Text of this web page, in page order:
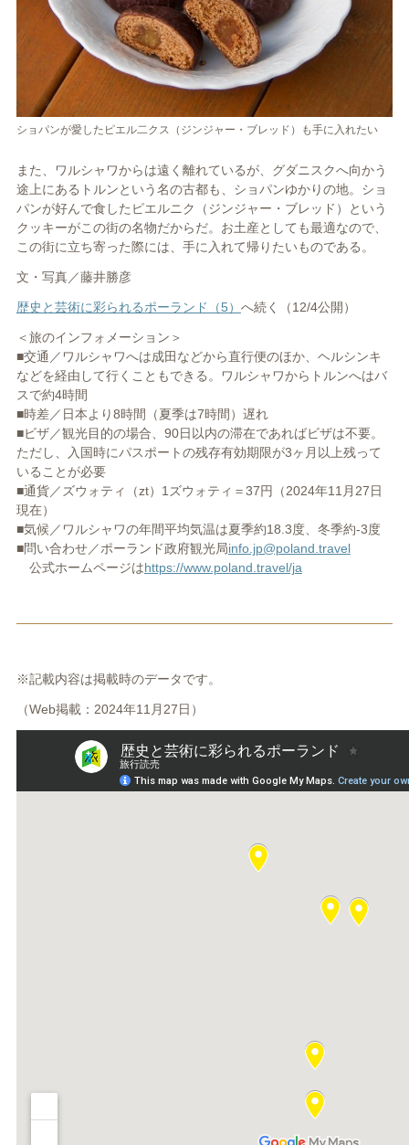
ショパンが愛したピエル二クス（ジンジャー・ブレッド）も手に入れたい
また、ワルシャワからは遠く離れているが、グダニスクへ向かう
途上にあるトルンという名の古都も、ショパンゆかりの地。ショ
パンが好んで食したピエルニク（ジンジャー・ブレッド）という
クッキーがこの街の名物だからだ。お土産としても最適なので、
この街に立ち寄った際には、手に入れて帰りたいものである。
文・写真／藤井勝彦
歴史と芸術に彩られるポーランド（5） へ続く（12/4公開）
＜旅のインフォメーション＞
■交通／ワルシャワへは成田などから直行便のほか、ヘルシンキ
などを経由して行くこともできる。ワルシャワからトルンへはバ
スで約4時間
■時差／日本より8時間（夏季は7時間）遅れ
■ビザ／観光目的の場合、90日以内の滞在であればビザは不要。
ただし、入国時にパスポートの残存有効期限が3ヶ月以上残って
いることが必要
■通貨／ズウォティ（zt）1ズウォティ＝37円（2024年11月27日
現在）
■気候／ワルシャワの年間平均気温は夏季約18.3度、冬季約-3度
■問い合わせ／ポーランド政府観光局info.jp@poland.travel
公式ホームページはhttps://www.poland.travel/ja
※記載内容は掲載時のデータです。
（Web掲載：2024年11月27日）